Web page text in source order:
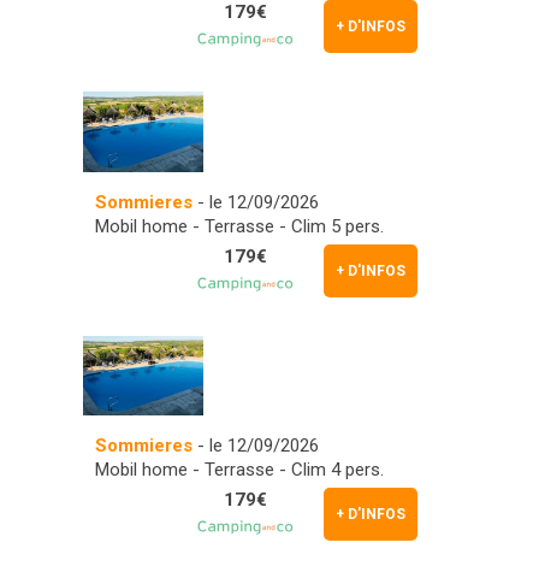
+ D'INFOS
179€
Sommieres- le 12/09/2026
Mobil home - Terrasse - Clim 5 pers.
+ D'INFOS
179€
Sommieres- le 12/09/2026
Mobil home - Terrasse - Clim 4 pers.
+ D'INFOS
179€